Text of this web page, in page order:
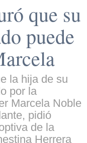
que su
puede
la hija de su
por la
Marcela Noble
pidió
de la
Herrera